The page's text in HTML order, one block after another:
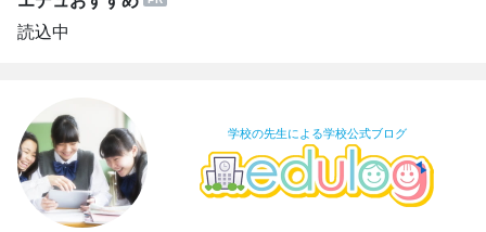
読込中
学校の先生による学校公式ブログ